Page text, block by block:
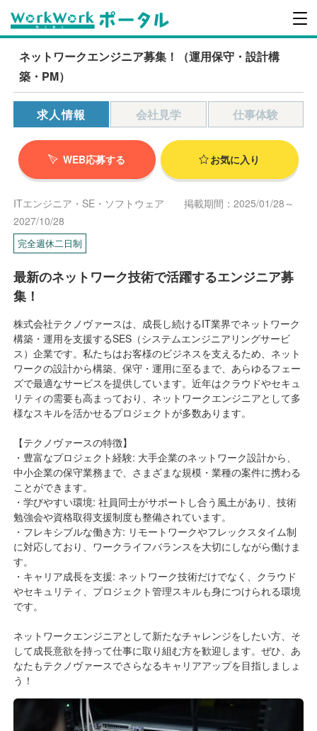
ネットワークエンジニア募集！（運用保守・設計構
築・PM）
求人情報 会社見学 仕事体験
WEB応募する お気に入り
ITエンジニア・SE・ソフトウェア
掲載期間：2025/01/28～
2027/10/28
完全週休二日制
最新のネットワーク技術で活躍するエンジニア募
集！
株式会社テクノヴァースは、成長し続けるIT業界でネットワーク
構築・運用を支援するSES（システムエンジニアリングサービ
ス）企業です。私たちはお客様のビジネスを支えるため、ネット
ワークの設計から構築、保守・運用に至るまで、あらゆるフェー
ズで最適なサービスを提供しています。近年はクラウドやセキュ
リティの需要も高まっており、ネットワークエンジニアとして多
様なスキルを活かせるプロジェクトが多数あります。
【テクノヴァースの特徴】
・豊富なプロジェクト経験: 大手企業のネットワーク設計から、
中小企業の保守業務まで、さまざまな規模・業種の案件に携わる
ことができます。
・学びやすい環境: 社員同士がサポートし合う風土があり、技術
勉強会や資格取得支援制度も整備されています。
・フレキシブルな働き方: リモートワークやフレックスタイム制
に対応しており、ワークライフバランスを大切にしながら働けま
す。
・キャリア成長を支援: ネットワーク技術だけでなく、クラウド
やセキュリティ、プロジェクト管理スキルも身につけられる環境
です。
ネットワークエンジニアとして新たなチャレンジをしたい方、そ
して成長意欲を持って仕事に取り組む方を歓迎します。ぜひ、あ
なたもテクノヴァースでさらなるキャリアアップを目指しましょ
う！